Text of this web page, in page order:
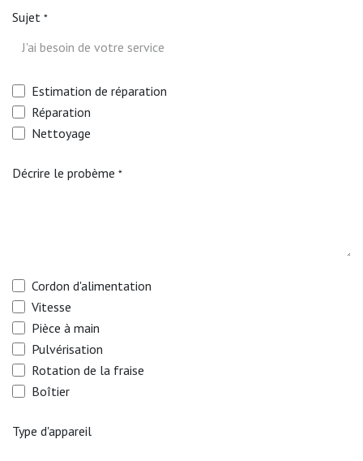
Sujet *
Estimation de réparation
Réparation
Nettoyage
Décrire le probème *
Cordon d'alimentation
Vitesse
Pièce à main
Pulvérisation
Rotation de la fraise
Boîtier
Type d'appareil